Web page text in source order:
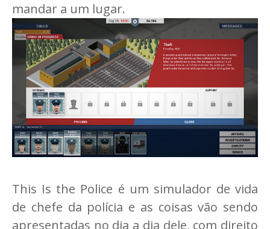
mandar a um lugar.
This Is the Police é um simulador de vida
de chefe da polícia e as coisas vão sendo
apresentadas no dia a dia dele, com direito